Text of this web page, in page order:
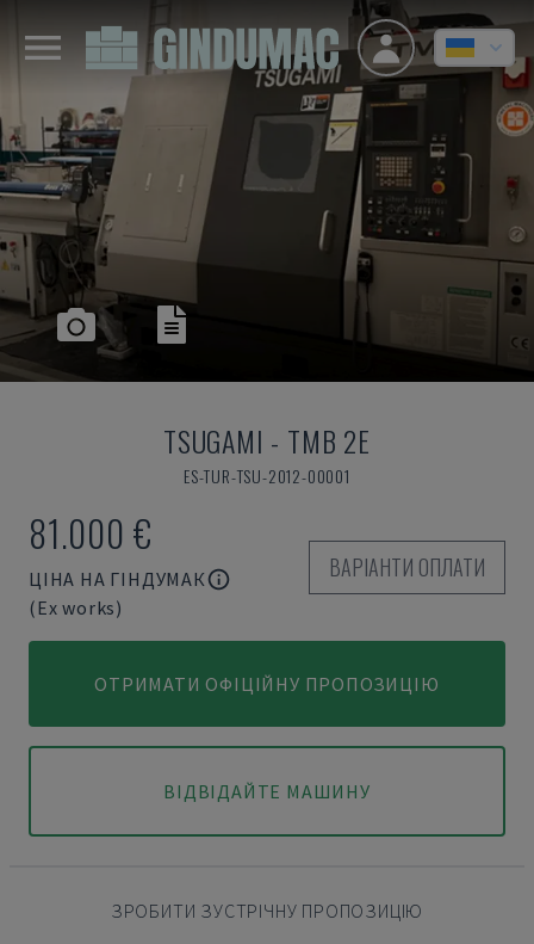
TSUGAMI - TMB 2E
ES-TUR-TSU-2012-00001
81.000 €
ЦІНА НА ГІНДУМАК
(Ex works)
ВАРІАНТИ ОПЛАТИ
ОТРИМАТИ ОФІЦІЙНУ ПРОПОЗИЦІЮ
ВІДВІДАЙТЕ МАШИНУ
ЗРОБИТИ ЗУСТРІЧНУ ПРОПОЗИЦІЮ